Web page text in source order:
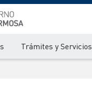
Trámites y Servicios